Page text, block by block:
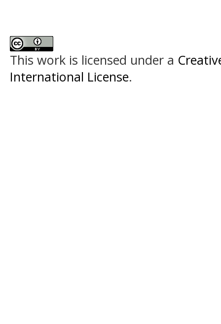
This work is licensed under a
International License.